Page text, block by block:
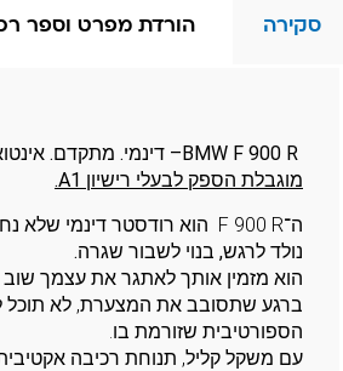
סקירה הורדת מפרט וספר
– דינמי. מתקדם.
מוגבלת הספק לבעלי רישיון
A1.
ה־F 900 R הוא רודסטר דינמי שלא נח לרגע – בדיוק כמוך.
נולד לרגש, בנוי לשבור שגרה.
הוא מזמין אותך לאתגר את עצמך שוב
ברגע שתסובב את המצערת, לא תוכל
הספורטיבית שזורמת בו.
עם משקל קליל, תנוחת רכיבה